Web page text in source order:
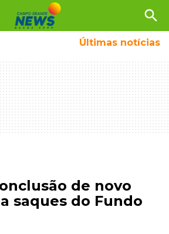
search
Últimas notícias
de novo
saques do Fundo